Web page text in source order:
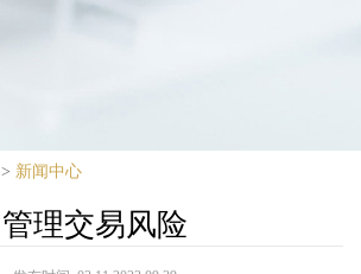
> 新闻中心
管理交易风险